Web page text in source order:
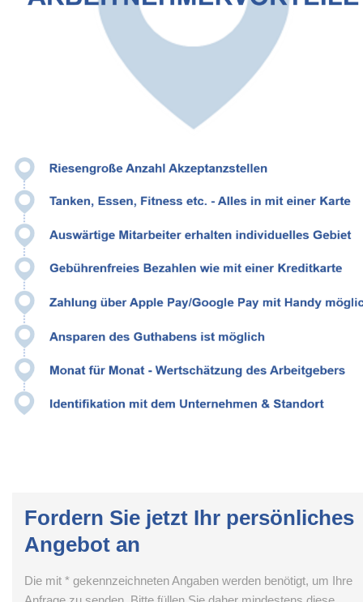
Fordern Sie jetzt Ihr persönliches
Angebot an
Die mit * gekennzeichneten Angaben werden benötigt, um Ihre